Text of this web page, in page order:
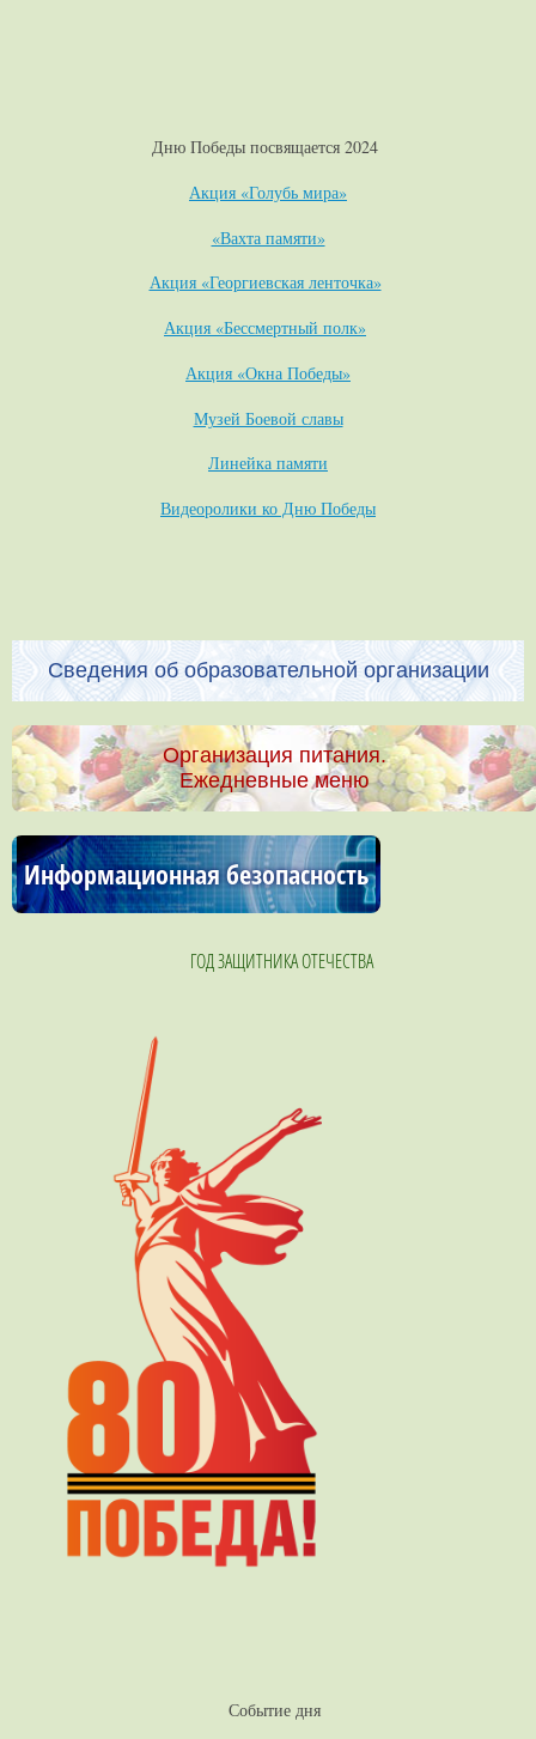
Дню Победы посвящается 2024
Акция «Голубь мира»
«Вахта памяти»
Акция «Георгиевская ленточка»
Акция «Бессмертный полк»
Акция «Окна Победы»
Музей Боевой славы
Линейка памяти
Видеоролики ко Дню Победы
Сведения об образовательной организации
Организация питания.
Ежедневные меню
Информационная безопасность
ГОД ЗАЩИТНИКА ОТЕЧЕСТВА
Событие дня